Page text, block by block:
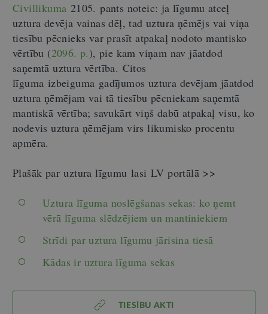
Civillikuma 2105. pants noteic: ja līgumu atceļ
uztura devēja vainas dēļ, tad uztura ņēmējs vai viņa
tiesību pēcnieks var prasīt atpakaļ nodoto mantisko
vērtību (2096. p.), pie kam viņam nav jāatdod
saņemtā uztura vērtība. Citos
līguma izbeiguma gadījumos uztura devējam jāatdod
uztura ņēmējam vai tā tiesību pēcniekam saņemtā
mantiskā vērtība; savukārt viņš dabū atpakaļ visu, ko
nodevis uztura ņēmējam virs likumisko procentu
apmēra.
Plašāk par uztura līgumu lasi LV portālā >>
Uztura līguma noslēgšanas sekas: ko ņemt
vērā līguma slēdzējiem un mantiniekiem
Strīdi par uztura līgumu jārisina tiesā
Kādas ir uztura līguma sekas
TIESĪBU AKTI